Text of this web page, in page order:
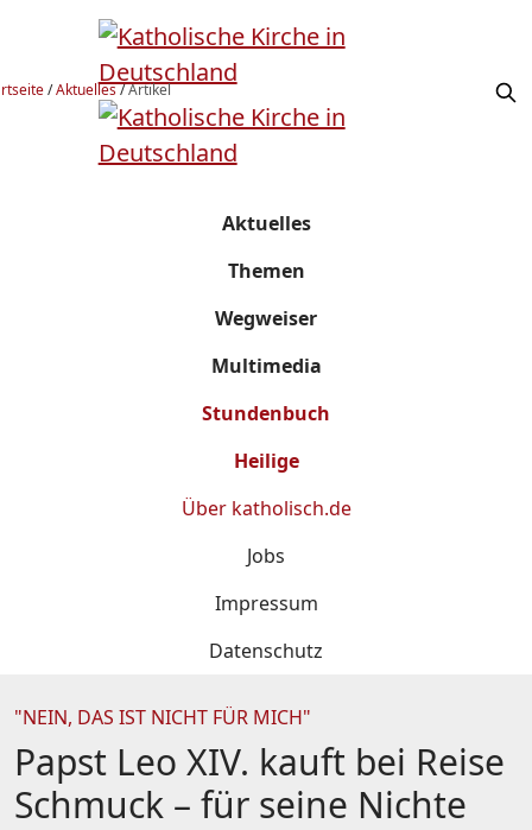
/Aktuelles/Artikel
Aktuelles
Themen
Wegweiser
Multimedia
Stundenbuch
Heilige
Über katholisch.de
Jobs
Impressum
Datenschutz
"NEIN, DAS IST NICHT FÜR MICH"
Papst Leo XIV. kauft bei Reise
Schmuck – für seine Nichte